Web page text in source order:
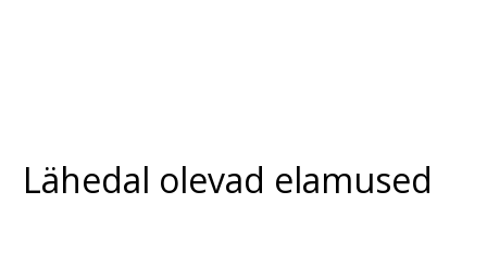
Lähedal olevad elamused